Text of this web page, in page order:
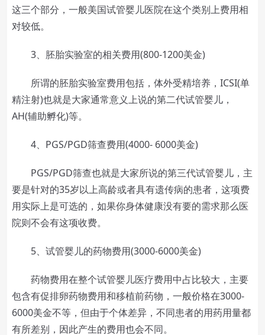
这三个部分，一般美国试管婴儿医院在这个类别上费用相
对较低。
3、胚胎实验室的相关费用(800-1200美金)
所谓的胚胎实验室费用包括，体外受精培养，ICSI(单
精注射)也就是大家通常意义上说的第二代试管婴儿，
AH(辅助孵化)等。
4、PGS/PGD筛查费用(4000- 6000美金)
PGS/PGD筛查也就是大家所说的第三代试管婴儿，主
要是针对的35岁以上高龄或者具有遗传病的患者，这项费
用实际上是可选的，如果你身体健康没有要的需求那么医
院则不会有这项收费。
5、试管婴儿的药物费用(3000-6000美金)
药物费用在整个试管婴儿医疗费用中占比较大，主要
包含有促排卵药物费用和移植前药物，一般价格在3000-
6000美金不等，但由于个体差异，不同患者的用药用量都
有所差别，因此产生的费用也会不同。